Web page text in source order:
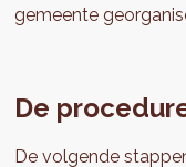
gemeente
De
De volgende